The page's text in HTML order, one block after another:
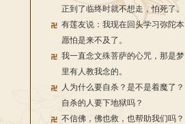
正到了临终时就不想走，怕死了。
有莲友说：我现在回头学习弥陀本
愿怕是来不及了。
我一直念文殊菩萨的心咒，那是梦
里有人教我念的。
人为什么要自杀？是不是着魔了？
自杀的人要下地狱吗？
不信佛，佛也救，也帮助我们吗？